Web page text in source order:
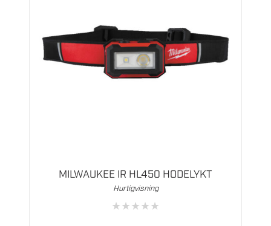
MILWAUKEE IR HL450 HODELYKT
Hurtigvisning
★★★★★